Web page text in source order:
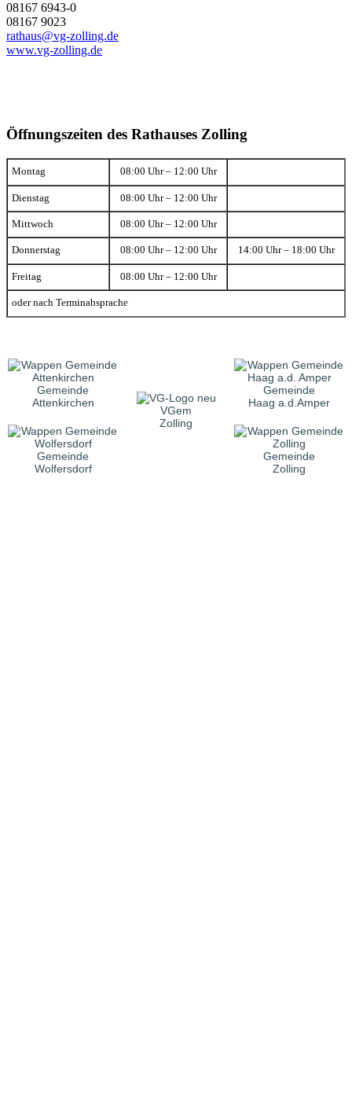
08167 6943-0
08167 9023
rathaus@vg-zolling.de
www.vg-zolling.de
Öffnungszeiten des Rathauses Zolling
Montag 08:00 Uhr – 12:00 Uhr
Dienstag 08:00 Uhr – 12:00 Uhr
Mittwoch 08:00 Uhr – 12:00 Uhr
Donnerstag 08:00 Uhr – 12:00 Uhr 14:00 Uhr – 18:00 Uhr
Freitag 08:00 Uhr – 12:00 Uhr
oder nach Terminabsprache
Gemeinde
Attenkirchen
VGem
Zolling
Gemeinde
Haag a.d.Amper
Gemeinde
Wolfersdorf
Gemeinde
Zolling